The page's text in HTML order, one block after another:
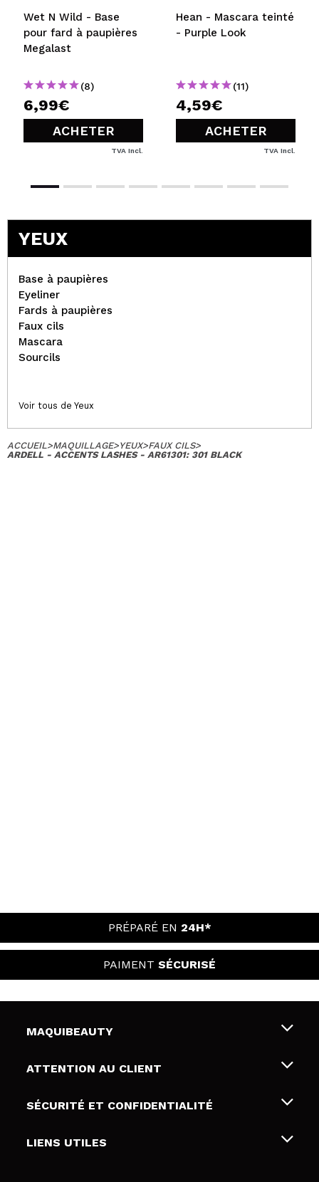
Wet N Wild - Base
pour fard à paupières
Megalast
(8)
6,99€
ACHETER
TVA Incl.
Hean - Mascara teinté
- Purple Look
(11)
4,59€
ACHETER
TVA Incl.
YEUX
Base à paupières
Eyeliner
Fards à paupières
Faux cils
Mascara
Sourcils
Voir tous de Yeux
ACCUEIL>MAQUILLAGE>YEUX>FAUX CILS>
ARDELL - ACCENTS LASHES - AR61301: 301 BLACK
PRÉPARÉ EN 24H*
PAIMENT SÉCURISÉ
MAQUIBEAUTY
Qui sommes nous
Cartes-cadeaux
ATTENTION AU CLIENT
Livraison & retour
Modes de paiement
SÉCURITÉ ET CONFIDENTIALITÉ
Conditions et confidentialité
LIENS UTILES